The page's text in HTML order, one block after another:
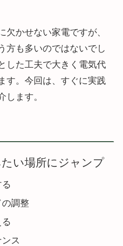
欠かせない家電ですが、
方も多いのではないでし
した工夫で大きく電気代
す。今回は、すぐに実践
します。
い場所にジャンプ
調整
ス